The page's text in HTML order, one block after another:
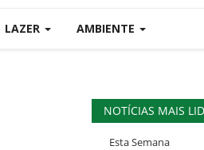
LAZER AMBIENTE
NOTÍCIAS MAIS
Esta Semana